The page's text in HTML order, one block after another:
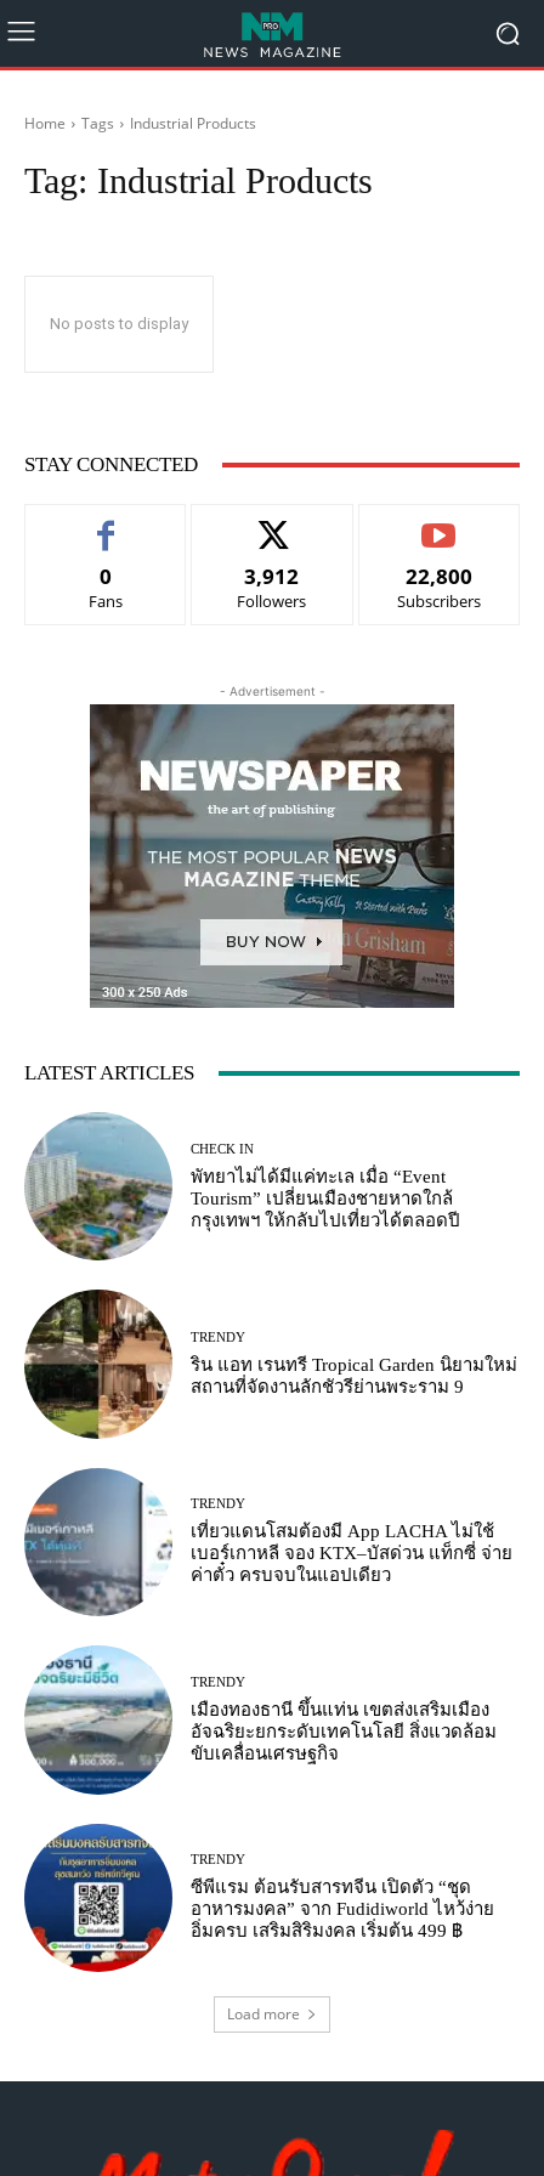
Home Tags Industrial Products
Tag: Industrial Products
No posts to display
STAY CONNECTED
0
Fans
3,912
Followers
22,800
Subscribers
- Advertisement -
LATEST ARTICLES
CHECK IN
พัทยาไม่ได้มีแค่ทะเล เมื่อ “Event
Tourism” เปลี่ยนเมืองชายหาดใกล้
กรุงเทพฯ ให้กลับไปเที่ยวได้ตลอดปี
TRENDY
ริน แอท เรนทรี Tropical Garden นิยามใหม่
สถานที่จัดงานลักชัวรีย่านพระราม 9
TRENDY
เที่ยวแดนโสมต้องมี App LACHA ไม่ใช้
เบอร์เกาหลี จอง KTX–บัสด่วน แท็กซี่ จ่าย
ค่าตั๋ว ครบจบในแอปเดียว
TRENDY
เมืองทองธานี ขึ้นแท่น เขตส่งเสริมเมือง
อัจฉริยะยกระดับเทคโนโลยี สิ่งแวดล้อม
ขับเคลื่อนเศรษฐกิจ
TRENDY
ซีพีแรม ต้อนรับสารทจีน เปิดตัว “ชุด
อาหารมงคล” จาก Fudidiworld ไหว้ง่าย
อิ่มครบ เสริมสิริมงคล เริ่มต้น 499 ฿
Load more